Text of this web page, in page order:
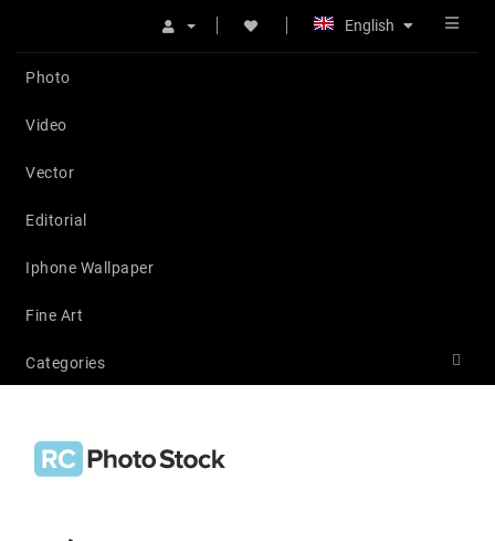
English
Photo
Video
Vector
Editorial
Iphone Wallpaper
Fine Art
Categories